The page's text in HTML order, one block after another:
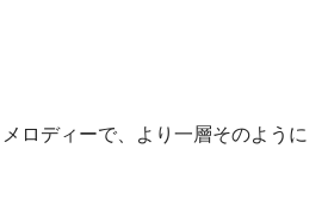
ロディーで、より一層そのように